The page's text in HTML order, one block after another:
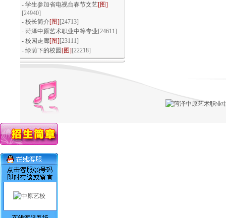
浓情重阳 敬老爱老
文体活动百花齐放，多彩青春魅力芳
- 学生参加省电视台春节文艺[图]
[24940]
- 校长简介[图] [24713]
- 菏泽中原艺术职业中等专业 [24611]
- 校园走廊[图] [23111]
- 绿荫下的校园 [图] [22218]